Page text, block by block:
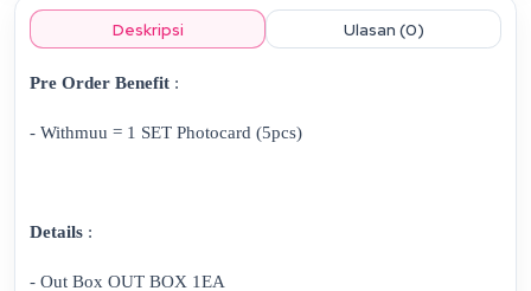
Deskripsi Ulasan (0)
Pre Order Benefit :
- Withmuu = 1 SET Photocard (5pcs)
Details :
- Out Box OUT BOX 1EA